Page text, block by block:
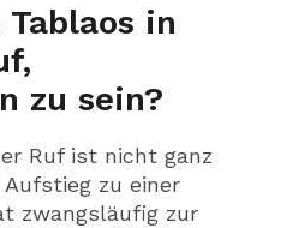
in
zu sein?
Ruf ist nicht ganz
zu einer
zwangsläufig zur